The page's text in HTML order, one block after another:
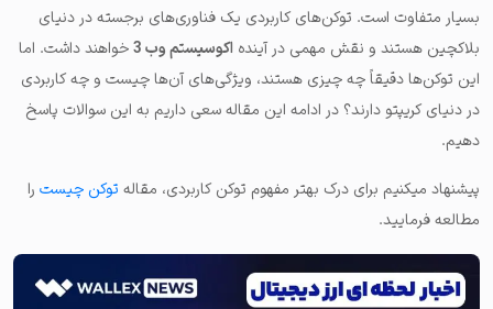
بسیار متفاوت است. توکن‌های کاربردی یک فناوری‌های برجسته در دنیای
بلاکچین هستند و نقش مهمی در آینده اکوسیستم وب 3
خواهند داشت. اما
این توکن‌ها دقیقاً چه چیزی هستند، ویژگی‌های آن‌ها چیست و چه کاربردی
در دنیای کریپتو دارند؟ در ادامه این مقاله سعی داریم به این سوالات پاسخ
دهیم.
پیشنهاد میکنیم برای درک بهتر مفهوم توکن کاربردی، مقاله توکن چیست را
مطالعه فرمایید.